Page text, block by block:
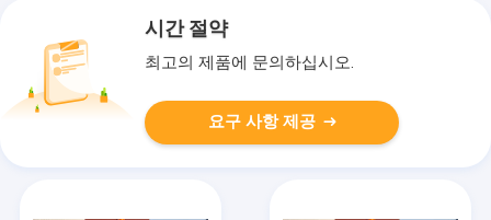
시간 절약
최고의 제품에 문의하십시오.
요구 사항 제공